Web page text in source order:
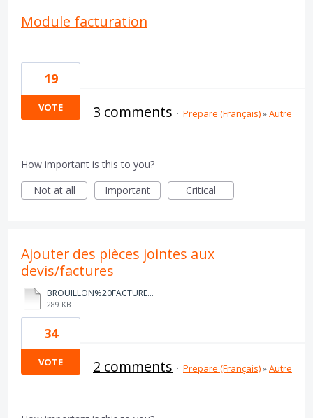
Module facturation
19
VOTE 3 comments · Prepare (Français)»Autre
How important is this to you?
Not at all
Important Critical
Ajouter des pièces jointes aux
devis/factures
BROUILLON%20FACTURE%20TEST%20DEXT.pdf
289 KB
34
VOTE 2 comments · Prepare (Français)»Autre